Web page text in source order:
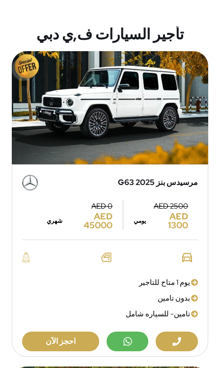
تأجير السيارات ف,ي دبي
مرسيدس بنز G63 2025
AED 2500
AED
1300 يومي
AED 0
AED
45000 شهري
يوم 1 متاح للتاجير
بدون تامين
تامين- للسياره شامل
احجز الآن